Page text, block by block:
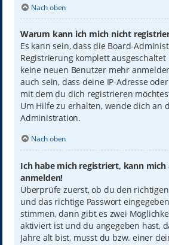
Nach oben
Warum kann ich mich nicht
Es kann sein, dass die Board-
Registrierung komplett
keine neuen Benutzer mehr
auch sein, dass deine IP-Adresse
mit dem du dich registrieren
Um Hilfe zu erhalten, wende dich an
Administration.
Nach oben
Ich habe mich registriert, kann mich
anmelden!
Überprüfe zuerst, ob du den
und das richtige Passwort
stimmen, dann gibt es zwei
aktiviert ist und du angegeben hast,
Jahre alt bist, musst du bzw. einer